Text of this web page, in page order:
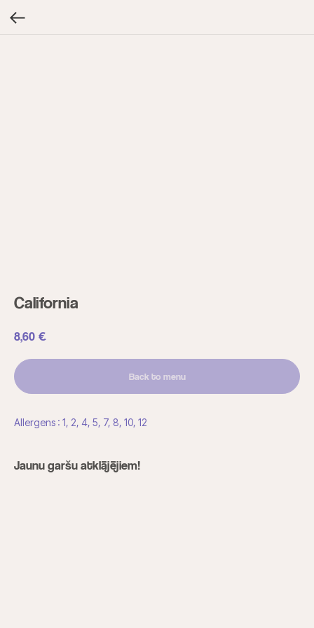
California
8,60 €
Back to menu
Allergens : 1, 2, 4, 5, 7, 8, 10, 12
Jaunu garšu atklājējiem!